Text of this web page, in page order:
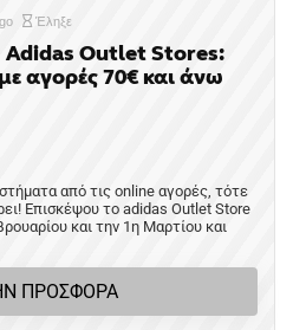
Έληξε
Adidas Outlet Stores:
αγορές 70€ και άνω
από τις online αγορές, τότε
Επισκέψου το adidas Outlet Store
και την 1η Μαρτίου και
ΠΡΟΣΦΟΡΑ